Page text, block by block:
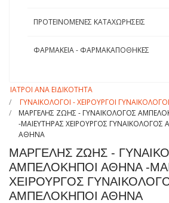
ΠΡΟΤΕΙΝΟΜΕΝΕΣ ΚΑΤΑΧΩΡΗΣΕΙΣ
ΦΑΡΜΑΚΕΙΑ - ΦΑΡΜΑΚΑΠΟΘΗΚΕΣ
ΙΑΤΡΟΙ ΑΝΑ ΕΙΔΙΚΟΤΗΤΑ
ΓΥΝΑΙΚΟΛΟΓΟΙ - ΧΕΙΡΟΥΡΓΟΙ
ΜΑΡΓΕΛΗΣ ΖΩΗΣ - ΓΥΝΑΙΚΟΛΟΓΟΣ
-ΜΑΙΕΥΤΗΡΑΣ ΧΕΙΡΟΥΡΓΟΣ ΓΥΝΑΙΚΟΛΟΓΟΣ
ΑΘΗΝΑ
ΜΑΡΓΕΛΗΣ ΖΩΗΣ -
ΑΜΠΕΛΟΚΗΠΟΙ ΑΘΗΝΑ -
ΧΕΙΡΟΥΡΓΟΣ
ΑΜΠΕΛΟΚΗΠΟΙ ΑΘΗΝΑ